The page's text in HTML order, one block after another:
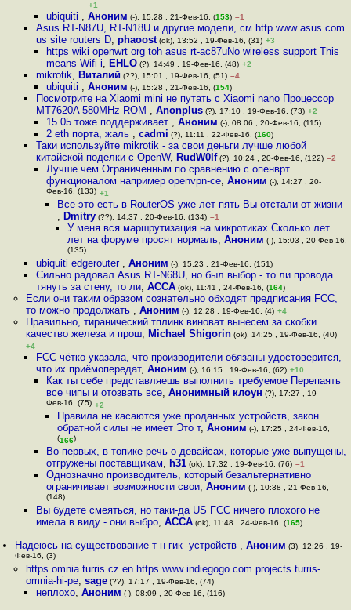
+1
ubiquiti ,Аноним (-), 15:28 , 21-Фев-16, (153) –1
Asus RT-N87U, RT-N18U и другие модели, см http www asus com
us site routers D, phaoost(ok), 13:52 , 19-Фев-16, (31) +3
https wiki openwrt org toh asus rt-ac87uNo wireless support This
means Wifi i, EHLO (?), 14:49 , 19-Фев-16, (48) +2
mikrotik, Виталий (??), 15:01 , 19-Фев-16, (51) –4
ubiquiti ,Аноним (-), 15:28 , 21-Фев-16, (154)
Посмотрите на Xiaomi mini не путать с Xiaomi nano Процессор
MT7620A 580MHz ROM , Anonplus(?), 17:10 , 19-Фев-16, (73) +2
15 05 тоже поддерживает ,Аноним (-), 08:06 , 20-Фев-16, (115)
2 eth порта, жаль ,cadmi (?), 11:11 , 22-Фев-16, (160)
Таки используйте mikrotik - за свои деньги лучше любой
китайской поделки с OpenW, RudW0lf(?), 10:24 , 20-Фев-16, (122) –2
Лучше чем Ограниченным по сравнению с опенврт
функционалом например openvpn-се,Аноним (-), 14:27 , 20-
Фев-16, (133) +1
Все это есть в RouterOS уже лет пять Вы отстали от жизни
, Dmitry(??), 14:37 , 20-Фев-16, (134) –1
У меня вся маршрутизация на микротиках Сколько лет
лет на форуме просят нормаль, Аноним (-), 15:03 , 20-Фев-16,
(135)
ubiquiti edgerouter , Аноним (-), 15:23 , 21-Фев-16, (151)
Сильно радовал Asus RT-N68U, но был выбор - то ли провода
тянуть за стену, то ли, ACCA(ok), 11:41 , 24-Фев-16, (164)
Если они таким образом сознательно обходят предписания FCC,
то можно продолжать , Аноним (-), 12:28 , 19-Фев-16, (4) +4
Правильно, тиранический тплинк виноват вынесем за скобки
качество железа и прош, Michael Shigorin(ok), 14:25 , 19-Фев-16, (40)
+4
FCC чётко указала, что производители обязаны удостоверится,
что их приёмопередат, Аноним (-), 16:15 , 19-Фев-16, (62) +10
Как ты себе представляешь выполнить требуемое Перепаять
все чипы и отозвать все,Анонимный клоун (?), 17:27 , 19-
Фев-16, (75) +2
Правила не касаются уже проданных устройств, закон
обратной силы не имеет Это т, Аноним (-), 17:25 , 24-Фев-16,
(166)
Во-первых, в топике речь о девайсах, которые уже выпущены,
отгружены поставщикам, h31 (ok), 17:32 , 19-Фев-16, (76) –1
Однозначно производитель, который безальтернативно
ограничивает возможности свои,Аноним (-), 10:38 , 21-Фев-16,
(148)
Вы будете смеяться, но таки-да US FCC ничего плохого не
имела в виду - они выбро, ACCA(ok), 11:48 , 24-Фев-16, (165)
Надеюсь на существование т н гик -устройств ,Аноним (3), 12:26 , 19-
Фев-16, (3)
https omnia turris cz en https www indiegogo com projects turris-
omnia-hi-pe, sage(??), 17:17 , 19-Фев-16, (74)
неплохо, Аноним (-), 08:09 , 20-Фев-16, (116)